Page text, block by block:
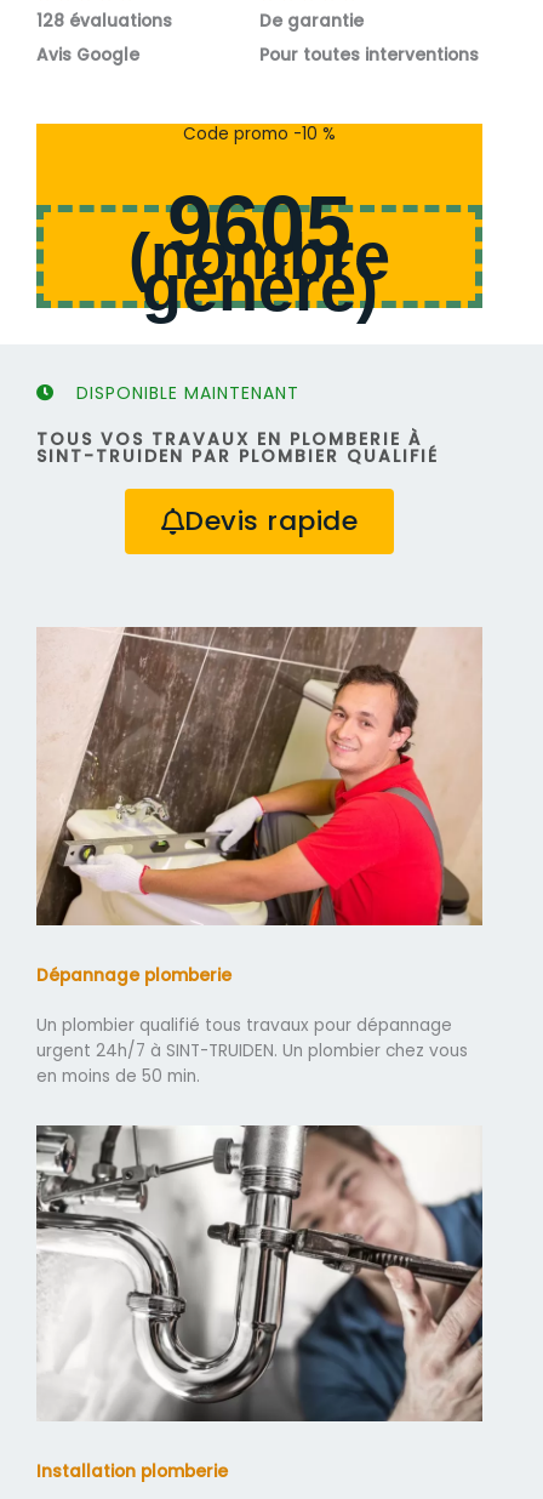
o
s
128 évaluations
Avis Google
o
s
De garantie
Pour toutes interventions
Code promo -10 %
9605
(nombre
généré)
DISPONIBLE MAINTENANT
TOUS VOS TRAVAUX EN PLOMBERIE À
SINT-TRUIDEN PAR PLOMBIER QUALIFIÉ
Devis rapide
Dépannage plomberie
Un plombier qualifié tous travaux pour dépannage
urgent 24h/7 à SINT-TRUIDEN. Un plombier chez vous
en moins de 50 min.
Installation plomberie